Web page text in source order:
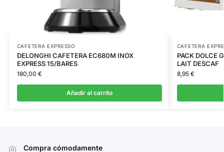
CAFETERA EXPRESSO
DELONGHI CAFETERA EC680M INOX
EXPRESS 15/BARES
180,00 €
Añadir al carrito
CAFETERA
PACK DOLCE
LAIT DESCAF
8,95 €
Compra cómodamente